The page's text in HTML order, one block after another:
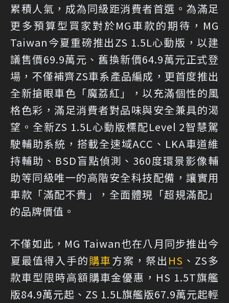
累積人氣，成為同級距消費者首選。為滿足
更多預算型買家對於MG車款的期待，MG
Taiwan今夏重磅推出ZS 1.5L心動版，以建
議售價69.9萬元、舊換新價64.9萬元正式登
場，不僅補齊ZS車系產品編成，更首度推出
全新搶眼車色「魔荔紅」，以充滿個性的風
格色彩，滿足消費者對品味與安全兼具的渴
望。全新ZS 1.5L心動版標配Level 2智慧駕
駛輔助系統，搭載全速域ACC、LKA車道維
持輔助、BSD盲點偵測、360度環景影像輔
助等同級唯一的高階安全科技配備，讓實用
車款「滿配不貴」，全面體現「超規滿配」
的品牌價值。
不僅如此，MG Taiwan也在八月同步推出今
夏最值得入手的購車方案，祭出 HS 、ZS多
款車型限時高額購車金優惠，HS 1.5T旗艦
版84.9萬元起、ZS 1.5L旗艦版67.9萬元起輕